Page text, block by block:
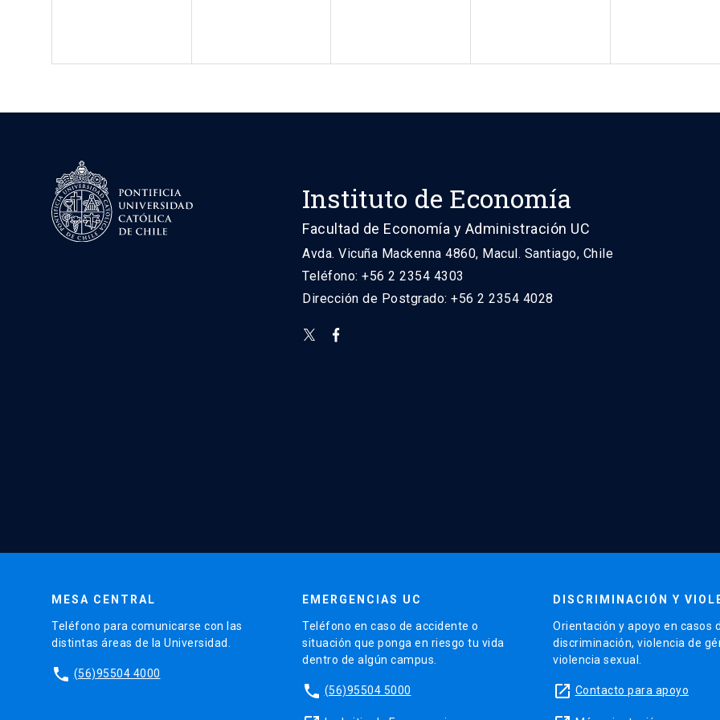
Instituto de Economía
Facultad de Economía y Administración UC
Avda. Vicuña Mackenna 4860, Macul. Santiago, Chile
Teléfono: +56 2 2354 4303
Dirección de Postgrado: +56 2 2354 4028
MESA CENTRAL
Teléfono para comunicarse con las
distintas áreas de la Universidad.
phone (56)95504 4000
EMERGENCIAS UC
Teléfono en caso de accidente o
situación que ponga en riesgo tu vida
dentro de algún campus.
phone (56)95504 5000
DISCRIMINACIÓN Y
Orientación y apoyo en casos
discriminación, violencia de
violencia sexual.
launch Contacto para apoyo